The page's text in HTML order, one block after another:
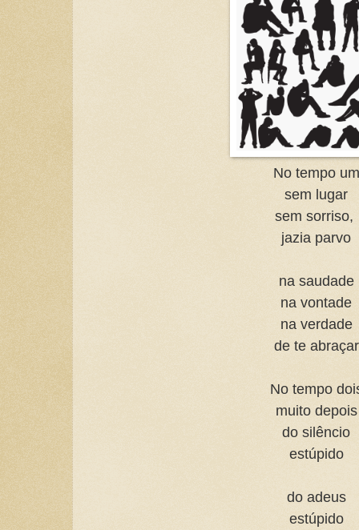
No tempo um
sem lugar
sem sorriso,
jazia parvo
na saudade
na vontade
na verdade
de te abraçar
No tempo
muito depois
do silêncio
estúpido
do adeus
estúpido